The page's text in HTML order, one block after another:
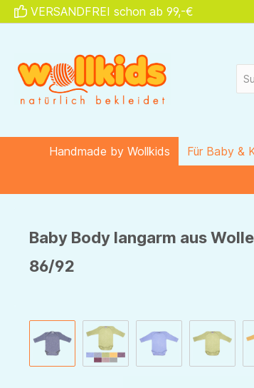
Zur Hauptnavigation springen
VERSANDFREI schon ab 99,-€
Handmade by Wollkids Für Baby &
Baby Body langarm aus
86/92
Bildergalerie überspringen